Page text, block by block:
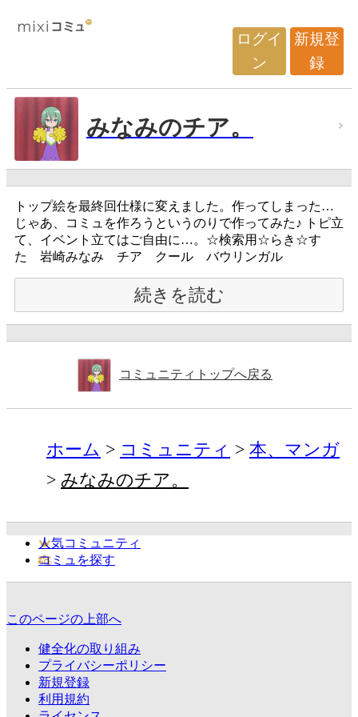
ログイ
ン
新規登
録
みなみのチア。
トップ絵を最終回仕様に変えました。作ってしまった…
じゃあ、コミュを作ろうというのりで作ってみた♪ トピ立
て、イベント立てはご自由に…。☆検索用☆らき☆す
た 岩崎みなみ チア クール バウリンガル
続きを読む
コミュニティトップへ戻る
ホーム コミュニティ
本、マンガ
みなみのチア。
人気コミュニティ
コミュを探す
このページの上部へ
健全化の取り組み
プライバシーポリシー
新規登録
利用規約